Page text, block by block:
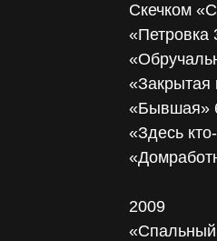
Скечком
«Петровка
«Закрытая
«Бывшая»
«Здесь
2009
«Спальный